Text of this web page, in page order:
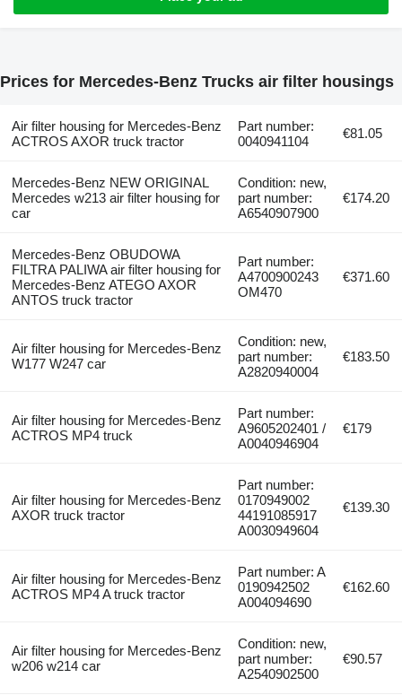
Prices for Mercedes-Benz Trucks air filter housings
Air filter housing for Mercedes-Benz
ACTROS AXOR truck tractor
Part number:
0040941104
€81.05
Mercedes-Benz NEW ORIGINAL
Mercedes w213 air filter housing for
car
Condition: new,
part number:
A6540907900
€174.20
Mercedes-Benz OBUDOWA
FILTRA PALIWA air filter housing for
Mercedes-Benz ATEGO AXOR
ANTOS truck tractor
Part number:
A4700900243
OM470
€371.60
Air filter housing for Mercedes-Benz
W177 W247 car
Condition: new,
part number:
A2820940004
€183.50
Air filter housing for Mercedes-Benz
ACTROS MP4 truck
Part number:
A9605202401 /
A0040946904
€179
Air filter housing for Mercedes-Benz
AXOR truck tractor
Part number:
0170949002
44191085917
A0030949604
€139.30
Air filter housing for Mercedes-Benz
ACTROS MP4 A truck tractor
Part number: A
0190942502
A004094690
€162.60
Air filter housing for Mercedes-Benz
w206 w214 car
Condition: new,
part number:
A2540902500
€90.57